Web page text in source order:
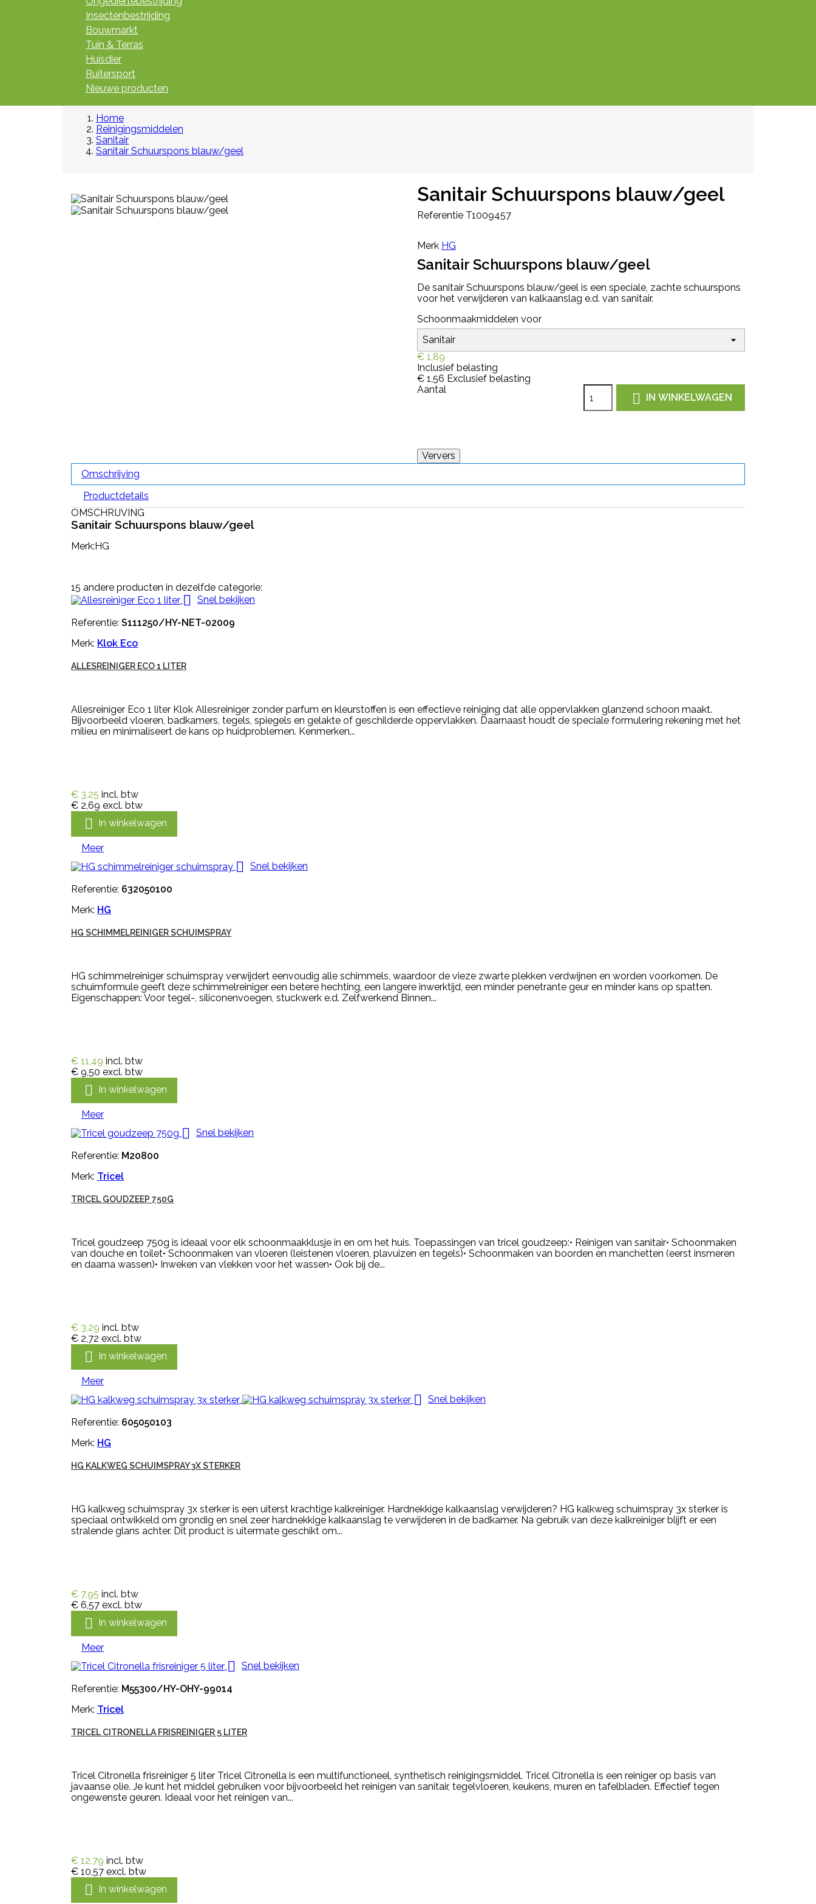
Insectenbestrijding
Bouwmarkt
Tuin & Terras
Huisdier
Ruitersport
Nieuwe producten
Home
Reinigingsmiddelen
Sanitair
Sanitair Schuurspons blauw/geel
Sanitair Schuurspons blauw/geel
Referentie T1009457
Merk HG
Sanitair Schuurspons blauw/geel
De sanitair Schuurspons blauw/geel is een speciale, zachte schuurspons
voor het verwijderen van kalkaanslag e.d. van sanitair.
Schoonmaakmiddelen voor
€ 1,89
Inclusief belasting
€ 1,56 Exclusief belasting
Aantal
 IN WINKELWAGEN
Omschrijving
Productdetails
OMSCHRIJVING
Sanitair Schuurspons blauw/geel
Merk:HG
15 andere producten in dezelfde categorie:
 Snel bekijken
Referentie: S111250/HY-NET-02009
Merk: Klok Eco
ALLESREINIGER ECO 1 LITER
Allesreiniger Eco 1 liter Klok Allesreiniger zonder parfum en kleurstoffen is een effectieve reiniging dat alle oppervlakken glanzend schoon maakt.
Bijvoorbeeld vloeren, badkamers, tegels, spiegels en gelakte of geschilderde oppervlakken. Daarnaast houdt de speciale formulering rekening met het
milieu en minimaliseert de kans op huidproblemen. Kenmerken...
€ 3,25 incl. btw
€ 2,69 excl. btw
 In winkelwagen
Meer
 Snel bekijken
Referentie: 632050100
Merk: HG
HG SCHIMMELREINIGER SCHUIMSPRAY
HG schimmelreiniger schuimspray verwijdert eenvoudig alle schimmels, waardoor de vieze zwarte plekken verdwijnen en worden voorkomen. De
schuimformule geeft deze schimmelreiniger een betere hechting, een langere inwerktijd, een minder penetrante geur en minder kans op spatten.
Eigenschappen: Voor tegel-, siliconenvoegen, stuckwerk e.d. Zelfwerkend Binnen...
€ 11,49 incl. btw
€ 9,50 excl. btw
 In winkelwagen
Meer
 Snel bekijken
Referentie: M20800
Merk: Tricel
TRICEL GOUDZEEP 750G
Tricel goudzeep 750g is ideaal voor elk schoonmaakklusje in en om het huis. Toepassingen van tricel goudzeep:• Reinigen van sanitair• Schoonmaken
van douche en toilet• Schoonmaken van vloeren (leistenen vloeren, plavuizen en tegels)• Schoonmaken van boorden en manchetten (eerst insmeren
en daarna wassen)• Inweken van vlekken voor het wassen• Ook bij de...
€ 3,29 incl. btw
€ 2,72 excl. btw
 In winkelwagen
Meer
 Snel bekijken
Referentie: 605050103
Merk: HG
HG KALKWEG SCHUIMSPRAY 3X STERKER
HG kalkweg schuimspray 3x sterker is een uiterst krachtige kalkreiniger. Hardnekkige kalkaanslag verwijderen? HG kalkweg schuimspray 3x sterker is
speciaal ontwikkeld om grondig en snel zeer hardnekkige kalkaanslag te verwijderen in de badkamer. Na gebruik van deze kalkreiniger blijft er een
stralende glans achter. Dit product is uitermate geschikt om...
€ 7,95 incl. btw
€ 6,57 excl. btw
 In winkelwagen
Meer
 Snel bekijken
Referentie: M55300/HY-OHY-99014
Merk: Tricel
TRICEL CITRONELLA FRISREINIGER 5 LITER
Tricel Citronella frisreiniger 5 liter Tricel Citronella is een multifunctioneel, synthetisch reinigingsmiddel. Tricel Citronella is een reiniger op basis van
javaanse olie. Je kunt het middel gebruiken voor bijvoorbeeld het reinigen van sanitair, tegelvloeren, keukens, muren en tafelbladen. Effectief tegen
ongewenste geuren. Ideaal voor het reinigen van...
€ 12,79 incl. btw
€ 10,57 excl. btw
 In winkelwagen